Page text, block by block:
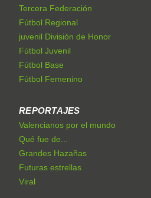
Tercera Federación
Fútbol Regional
juvenil División de Honor
Fútbol Juvenil
Fútbol Base
Fútbol Femenino
REPORTAJES
Valencianos por el mundo
Qué fue de...
Grandes Hazañas
Futuras estrellas
Viral